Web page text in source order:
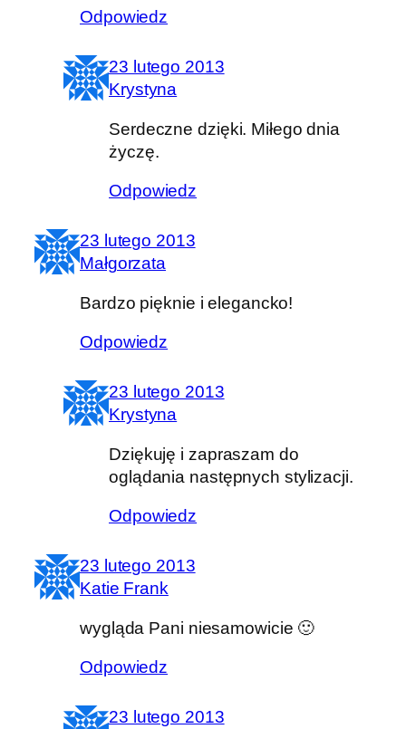
Odpowiedz
23 lutego 2013
Krystyna
Serdeczne dzięki. Miłego dnia
życzę.
Odpowiedz
23 lutego 2013
Małgorzata
Bardzo pięknie i elegancko!
Odpowiedz
23 lutego 2013
Krystyna
Dziękuję i zapraszam do
oglądania następnych stylizacji.
Odpowiedz
23 lutego 2013
Katie Frank
wygląda Pani niesamowicie 🙂
Odpowiedz
23 lutego 2013